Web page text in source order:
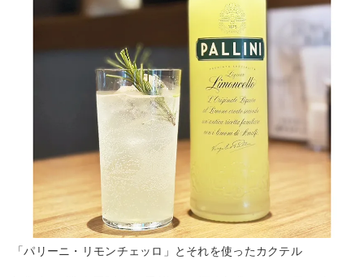
「パリーニ・リモンチェッロ」とそれを使ったカクテル